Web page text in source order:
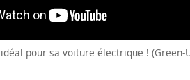
pour sa voiture électrique ! (Green-